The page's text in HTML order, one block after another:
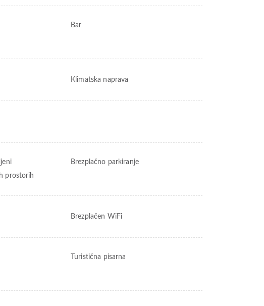
Bar
Klimatska naprava
Brezplačno parkiranje
prostorih
Brezplačen WiFi
Turistična pisarna